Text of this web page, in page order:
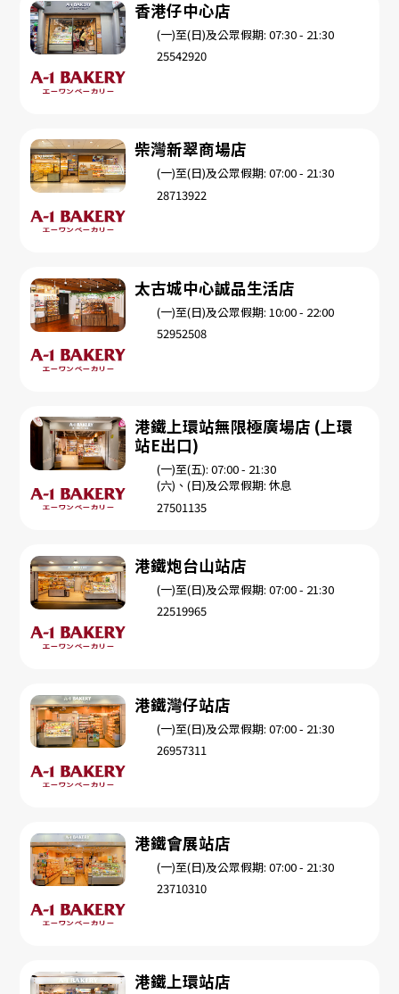
香港仔中心店
(一)至(日)及公眾假期: 07:30 - 21:30
25542920
柴灣新翠商場店
(一)至(日)及公眾假期: 07:00 - 21:30
28713922
太古城中心誠品生活店
(一)至(日)及公眾假期: 10:00 - 22:00
52952508
港鐵上環站無限極廣場店 (上環
站E出口)
(一)至(五): 07:00 - 21:30
(六)、(日)及公眾假期: 休息
27501135
港鐵炮台山站店
(一)至(日)及公眾假期: 07:00 - 21:30
22519965
港鐵灣仔站店
(一)至(日)及公眾假期: 07:00 - 21:30
26957311
港鐵會展站店
(一)至(日)及公眾假期: 07:00 - 21:30
23710310
港鐵上環站店